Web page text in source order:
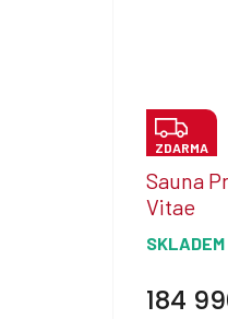
Z
D
A
R
M
A
ZDARMA
Sauna
Vitae
SKLADEM
184